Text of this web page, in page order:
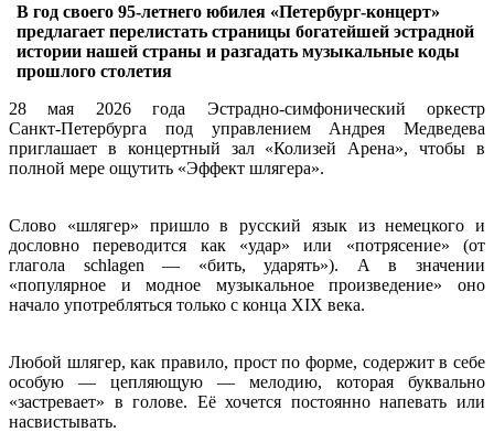
В год своего 95‑летнего юбилея «Петербург‑концерт»
предлагает перелистать страницы богатейшей эстрадной
истории нашей страны и разгадать музыкальные коды
прошлого столетия
28 мая 2026 года Эстрадно‑симфонический оркестр
Санкт‑Петербурга под управлением Андрея Медведева
приглашает в концертный зал «Колизей Арена», чтобы в
полной мере ощутить «Эффект шлягера».
Слово «шлягер» пришло в русский язык из немецкого и
дословно переводится как «удар» или «потрясение» (от
глагола schlagen — «бить, ударять»). А в значении
«популярное и модное музыкальное произведение» оно
начало употребляться только с конца XIX века.
Любой шлягер, как правило, прост по форме, содержит в себе
особую — цепляющую — мелодию, которая буквально
«застревает» в голове. Её хочется постоянно напевать или
насвистывать.